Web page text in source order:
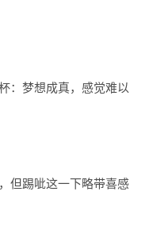
：梦想成真，感觉难以
但踢呲这一下略带喜感